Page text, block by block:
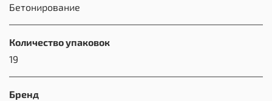
Бетонирование
Количество упаковок
19
Бренд